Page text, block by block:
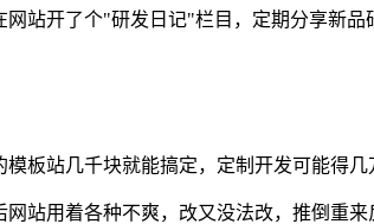
站开了个"研发日记"栏目，定期分享新
板站几千块就能搞定，定制开发可能得
站用着各种不爽，改又没法改，推倒重